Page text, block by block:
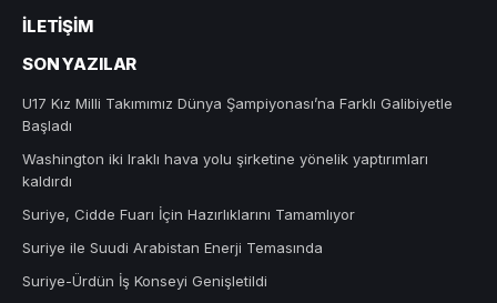
İLETIŞIM
SON YAZILAR
U17 Kız Milli Takımımız Dünya Şampiyonası’na Farklı Galibiyetle
Başladı
Washington iki Iraklı hava yolu şirketine yönelik yaptırımları
kaldırdı
Suriye, Cidde Fuarı İçin Hazırlıklarını Tamamlıyor
Suriye ile Suudi Arabistan Enerji Temasında
Suriye-Ürdün İş Konseyi Genişletildi